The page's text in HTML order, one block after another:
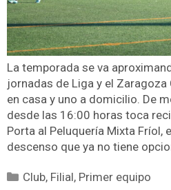
La temporada se va
jornadas de Liga y el
en casa y uno a domicilio. De
desde las 16:00 horas toca
Porta al Peluquería Mixta Fríol,
descenso que ya no tiene
Club, Filial, Primer equipo